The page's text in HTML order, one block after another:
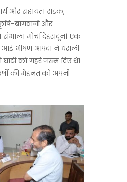
और सहायता सड़क,
बागवानी और
मोर्चा देहरादून। एक
भीषण आपदा ने धराली
को गहरे जख्म दिए थे।
की मेहनत को अपनी